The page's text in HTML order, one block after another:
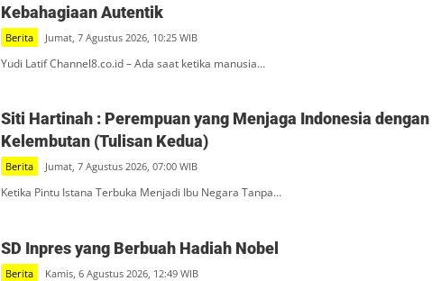
Kebahagiaan Autentik
Berita Jumat, 7 Agustus 2026, 10:25 WIB
Yudi Latif Channel8.co.id – Ada saat ketika manusia…
Siti Hartinah : Perempuan yang Menjaga Indonesia dengan
Kelembutan (Tulisan Kedua)
Berita Jumat, 7 Agustus 2026, 07:00 WIB
Ketika Pintu Istana Terbuka Menjadi Ibu Negara Tanpa…
SD Inpres yang Berbuah Hadiah Nobel
Berita Kamis, 6 Agustus 2026, 12:49 WIB